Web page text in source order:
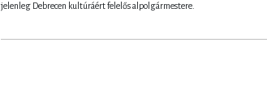
jelenleg Debrecen kultúráért felelős alpolgármestere.